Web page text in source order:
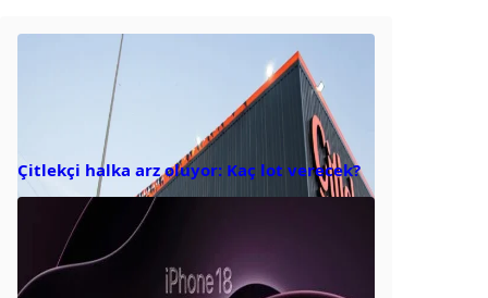
Çitlekçi halka arz oluyor: Kaç lot verecek?